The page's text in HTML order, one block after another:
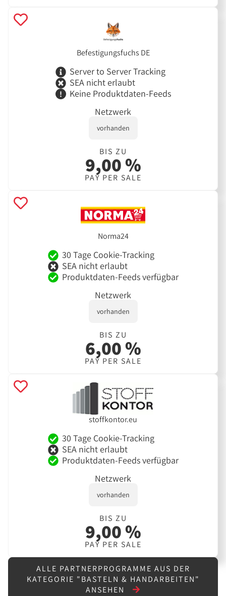
Befestigungsfuchs DE
Server to Server Tracking
SEA nicht erlaubt
Keine Produktdaten-Feeds
Netzwerk
vorhanden
BIS ZU
9,00 %
PAY PER SALE
Norma24
30 Tage Cookie-Tracking
SEA nicht erlaubt
Produktdaten-Feeds verfügbar
Netzwerk
vorhanden
BIS ZU
6,00 %
PAY PER SALE
stoffkontor.eu
30 Tage Cookie-Tracking
SEA nicht erlaubt
Produktdaten-Feeds verfügbar
Netzwerk
vorhanden
BIS ZU
9,00 %
PAY PER SALE
ALLE PARTNERPROGRAMME AUS DER
KATEGORIE "BASTELN & HANDARBEITEN"
ANSEHEN